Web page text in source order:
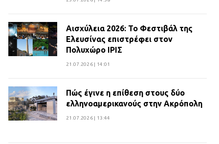
Αισχύλεια 2026: Το Φεστιβάλ της
Ελευσίνας επιστρέφει στον
Πολυχώρο ΙΡΙΣ
21.07.2026 | 14:01
Πώς έγινε η επίθεση στους δύο
ελληνοαμερικανούς στην Ακρόπολη
21.07.2026 | 13:44